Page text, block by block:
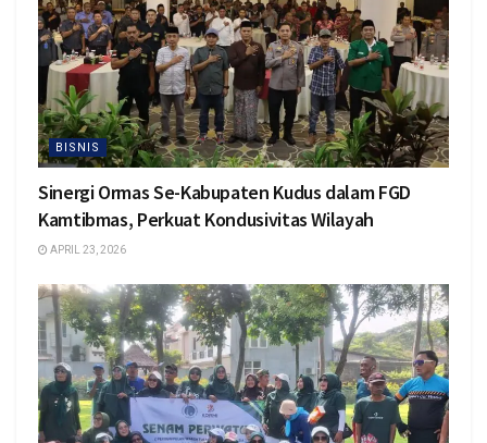
BISNIS
Sinergi Ormas Se-Kabupaten Kudus dalam FGD
Kamtibmas, Perkuat Kondusivitas Wilayah
APRIL 23, 2026